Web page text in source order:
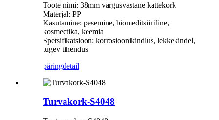
Toote nimi: 38mm vargusvastane kattekork
Materjal: PP
Kasutamine: pesemine, biomeditsiiniline,
kosmeetika, keemia
Spetsifikatsioon: korrosioonikindlus, lekkekindel,
tugev tihendus
päringdetail
Turvakork-S4048